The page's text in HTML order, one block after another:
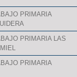
PRIMARIA
PRIMARIA LAS
PRIMARIA